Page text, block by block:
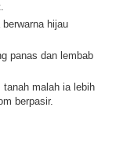
hijau
panas dan lembab
tanah malah ia lebih
berpasir.